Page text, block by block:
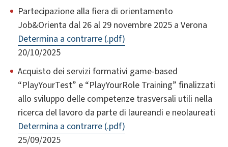
Partecipazione alla fiera di orientamento
Job&Orienta dal 26 al 29 novembre 2025 a Verona
Determina a contrarre (.pdf)
20/10/2025
Acquisto dei servizi formativi game-based
“PlayYourTest” e “PlayYourRole Training” finalizzati
allo sviluppo delle competenze trasversali utili nella
ricerca del lavoro da parte di laureandi e neolaureati
Determina a contrarre (.pdf)
25/09/2025